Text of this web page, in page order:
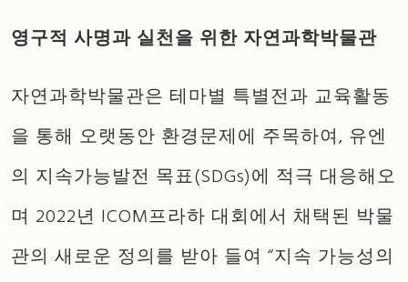
영구적 사명과 실천을 위한 자연과학박물관
자연과학박물관은 테마별 특별전과 교육활동
을 통해 오랫동안 환경문제에 주목하여, 유엔
의 지속가능발전 목표(SDGs)에 적극 대응해오
며 2022년 ICOM프라하 대회에서 채택된 박물
관의 새로운 정의를 받아 들여 “지속 가능성의